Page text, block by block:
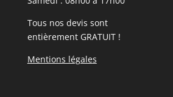
Tous nos devis sont
entièrement GRATUIT !
Mentions légales